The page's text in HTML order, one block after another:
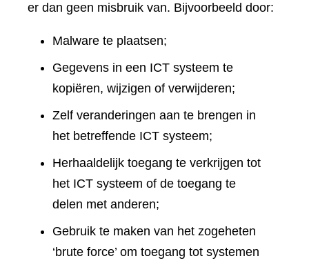
er dan geen misbruik van. Bijvoorbeeld door:
Malware te plaatsen;
Gegevens in een ICT systeem te
kopiëren, wijzigen of verwijderen;
Zelf veranderingen aan te brengen in
het betreffende ICT systeem;
Herhaaldelijk toegang te verkrijgen tot
het ICT systeem of de toegang te
delen met anderen;
Gebruik te maken van het zogeheten
‘brute force’ om toegang tot systemen